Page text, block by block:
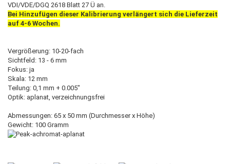
VDI/VDE/DGQ 2618 Blatt 27 Ü an.
Bei Hinzufügen dieser Kalibrierung verlängert sich die Lieferzeit
auf 4-6 Wochen.
Vergrößerung: 10-20-fach
Sichtfeld: 13 - 6 mm
Fokus: ja
Skala: 12 mm
Teilung: 0,1 mm + 0.005"
Optik: aplanat, verzeichnungsfrei
Abmessungen: 65 x 50 mm (Durchmesser x Höhe)
Gewicht: 100 Gramm